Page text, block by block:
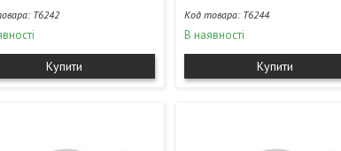
T6242
Купити
T6244
В наявності
Купити